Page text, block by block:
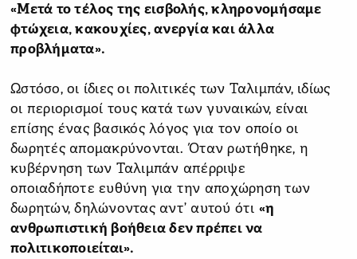
«Μετά το τέλος της εισβολής, κληρονομήσαμε
φτώχεια, κακουχίες, ανεργία και άλλα
προβλήματα».
Ωστόσο, οι ίδιες οι πολιτικές των Ταλιμπάν, ιδίως
οι περιορισμοί τους κατά των γυναικών, είναι
επίσης ένας βασικός λόγος για τον οποίο οι
δωρητές απομακρύνονται. Όταν ρωτήθηκε, η
κυβέρνηση των Ταλιμπάν απέρριψε
οποιαδήποτε ευθύνη για την αποχώρηση των
δωρητών, δηλώνοντας αντ’ αυτού ότι «η
ανθρωπιστική βοήθεια δεν πρέπει να
πολιτικοποιείται».